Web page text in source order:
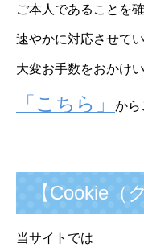
ご本人であることを
速やかに対応させて
大変お手数をおかけ
「こちら」 から
【Cookie（
当サイトでは